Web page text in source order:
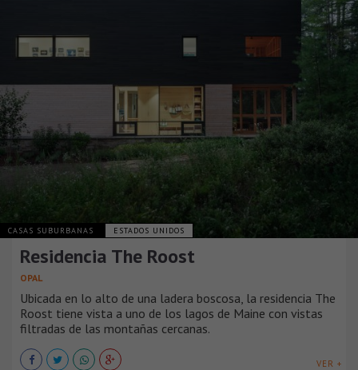
CASAS SUBURBANAS ESTADOS UNIDOS
Residencia The Roost
OPAL
Ubicada en lo alto de una ladera boscosa, la residencia The
Roost tiene vista a uno de los lagos de Maine con vistas
filtradas de las montañas cercanas.
VER +